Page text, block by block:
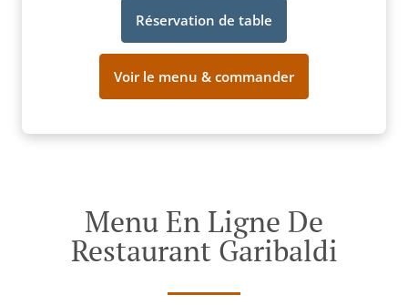
Réservation de table
Voir le menu & commander
Menu En Ligne De
Restaurant Garibaldi